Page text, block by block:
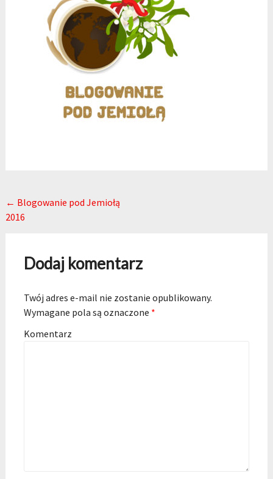
Post navigation
← Blogowanie pod Jemiołą
2016
Dodaj komentarz
Twój adres e-mail nie zostanie opublikowany.
Wymagane pola są oznaczone *
Komentarz